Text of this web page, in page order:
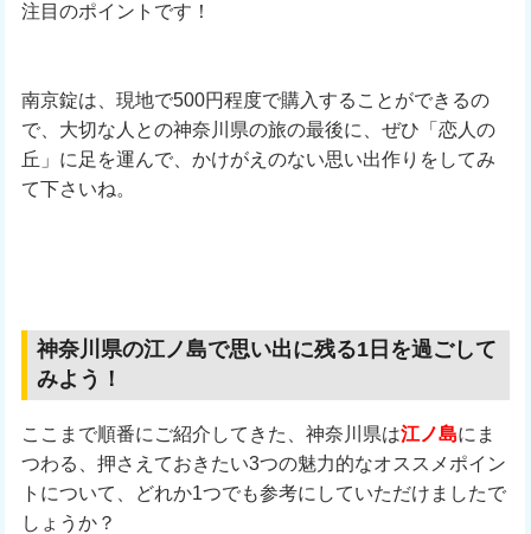
注目のポイントです！
南京錠は、現地で500円程度で購入することができるの
で、大切な人との神奈川県の旅の最後に、ぜひ「恋人の
丘」に足を運んで、かけがえのない思い出作りをしてみ
て下さいね。
神奈川県の江ノ島で思い出に残る1日を過ごして
みよう！
ここまで順番にご紹介してきた、神奈川県は江ノ島にま
つわる、押さえておきたい3つの魅力的なオススメポイン
トについて、どれか1つでも参考にしていただけましたで
しょうか？